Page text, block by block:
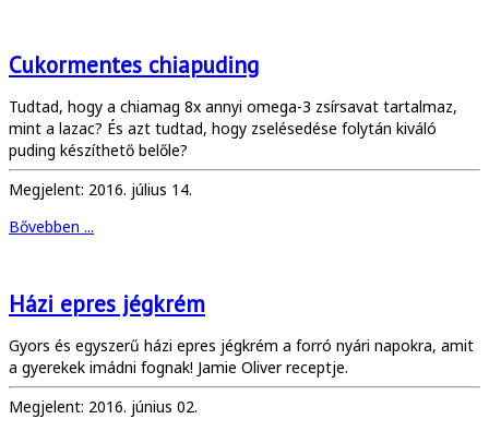
Cukormentes chiapuding
Tudtad, hogy a chiamag 8x annyi omega-3 zsírsavat tartalmaz,
mint a lazac? És azt tudtad, hogy zselésedése folytán kiváló
puding készíthető belőle?
Megjelent: 2016. július 14.
Bővebben ...
Házi epres jégkrém
Gyors és egyszerű házi epres jégkrém a forró nyári napokra, amit
a gyerekek imádni fognak! Jamie Oliver receptje.
Megjelent: 2016. június 02.